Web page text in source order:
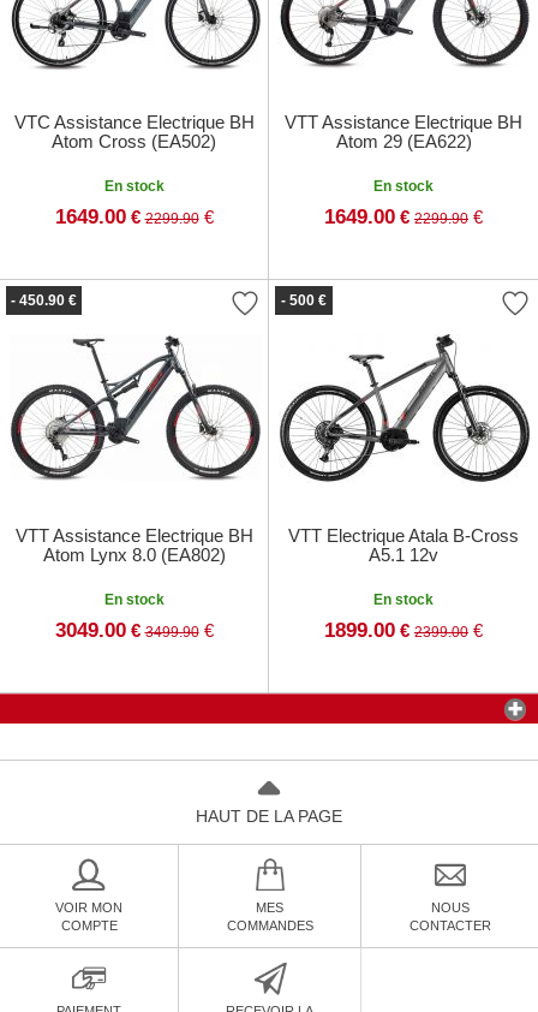
VTC Assistance Electrique BH
Atom Cross (EA502)
En stock
1649.00 € 2299.90€
VTT Assistance Electrique BH
Atom 29 (EA622)
En stock
1649.00 € 2299.90 €
- 450.90 €
VTT Assistance Electrique BH
Atom Lynx 8.0 (EA802)
En stock
3049.00 € 3499.90€
- 500 €
VTT Electrique Atala B-Cross
A5.1 12v
En stock
1899.00 € 2399.00 €
HAUT DE LA PAGE
VOIR MON
COMPTE
MES
COMMANDES
NOUS
CONTACTER